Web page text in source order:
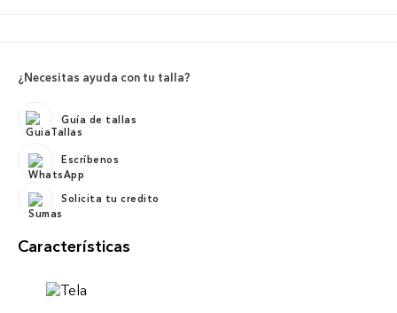
¿Necesitas ayuda con tu talla?
Guía de tallas
Escríbenos
Solicita tu credito
Características